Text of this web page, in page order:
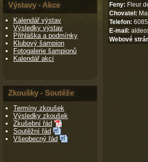
Výstavy - Akce
Kalendář výstav
Výsledky výstav
Přihláška a podmínky
Klubový šampion
Fotogalerie šampionů
Kalendář akcí
Zkoušky - Soutěže
Termíny zkoušek
Výsledky zkoušek
Zkušební řád
Soutěžní řád
Všeobecný řád
Feny: Fleur
Chovatel:
Telefon:
E-mail:
Webové